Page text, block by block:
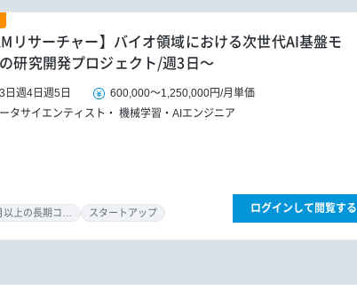
リサーチャー】バイオ領域における次世代AI基盤モ
研究開発プロジェクト/週3日～
日 週4日 週5日 600,000～1,250,000円/月単価
タサイエンティスト
機械学習・AIエンジニア
スタートアップ ログインして閲覧する